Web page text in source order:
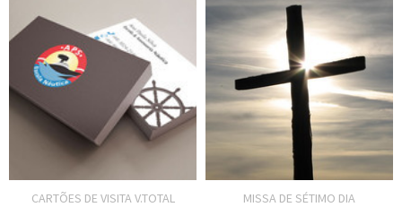
CARTÕES DE VISITA V.TOTAL
MISSA DE SÉTIMO DIA